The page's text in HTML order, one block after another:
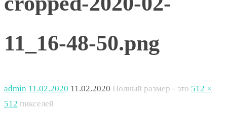
11_16-48-50.png
admin 11.02.2020 11.02.2020 Полный размер - это 512 ×
512 пикселей